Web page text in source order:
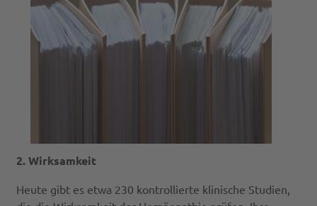
2. Wirksamkeit
Heute gibt es etwa 230 kontrollierte klinische Studien,